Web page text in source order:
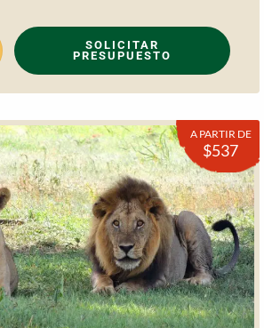
SOLICITAR
PRESUPUESTO
A PARTIR DE
$537